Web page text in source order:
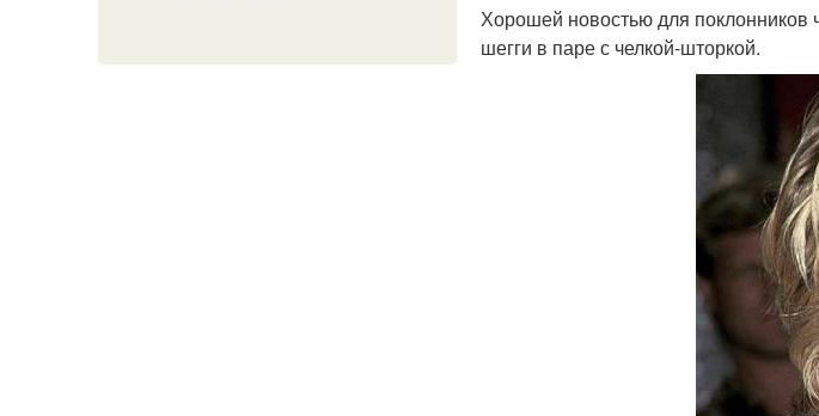
Хорошей новостью для поклонников
шегги в паре с челкой-шторкой.